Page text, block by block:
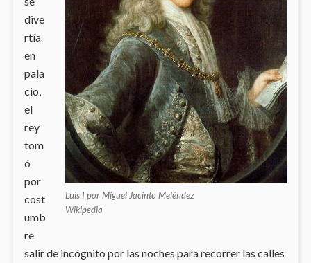
Luis I por Miguel Jacinto Meléndez
Wikipedia
dive
rtía
en
pala
cio,
el
rey
tom
ó
por
cost
umb
re
salir de incógnito por las noches para recorrer las calles